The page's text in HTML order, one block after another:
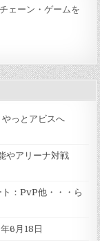
ェーン・ゲームを
っとアビスへ
やアリーナ対戦
：PvP他・・・ら
6月18日